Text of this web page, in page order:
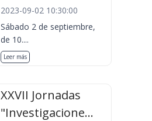
2023-09-02 10:30:00
Sábado 2 de septiembre,
de 10....
Leer más
XXVII Jornadas
"Investigacione...